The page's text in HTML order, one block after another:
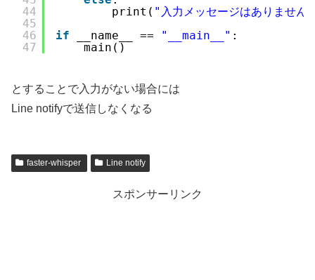
44
45
46
47
print( "入力メッセージはありません
if
__name__ == "__main__" :
main()
とすることで入力がない場合には
Line notifyで送信しなくなる
faster-whisper Line notify
スポンサーリンク